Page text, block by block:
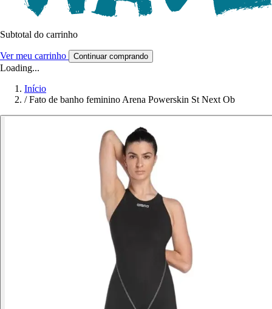
Subtotal do carrinho
Ver meu carrinho Continuar comprando
Loading...
Início
/ Fato de banho feminino Arena Powerskin St Next Ob